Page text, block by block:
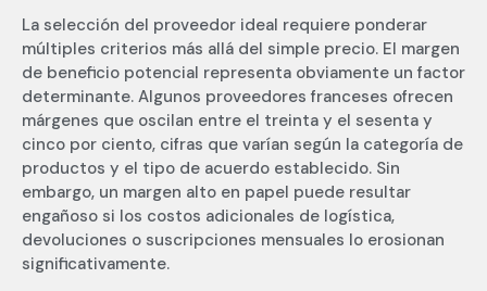
La selección del proveedor ideal requiere ponderar
múltiples criterios más allá del simple precio. El margen
de beneficio potencial representa obviamente un factor
determinante. Algunos proveedores franceses ofrecen
márgenes que oscilan entre el treinta y el sesenta y
cinco por ciento, cifras que varían según la categoría de
productos y el tipo de acuerdo establecido. Sin
embargo, un margen alto en papel puede resultar
engañoso si los costos adicionales de logística,
devoluciones o suscripciones mensuales lo erosionan
significativamente.